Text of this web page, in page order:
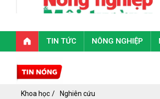
TIN TỨC NÔNG NGHIỆP
Khoa học Nghiên cứu